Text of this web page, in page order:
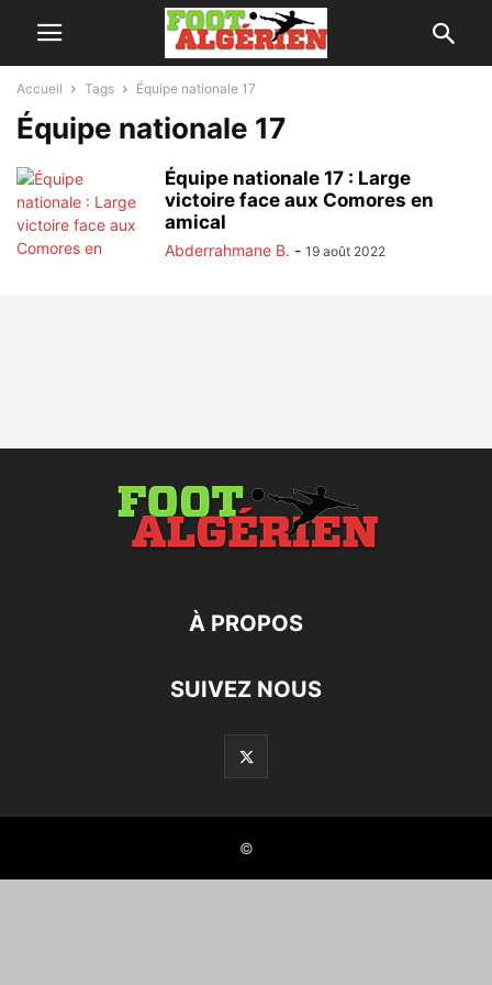
Accueil Tags Équipe nationale 17
Équipe nationale 17
Équipe nationale 17 : Large
victoire face aux Comores en
amical
Abderrahmane B. - 19 août 2022
À PROPOS
SUIVEZ NOUS
©